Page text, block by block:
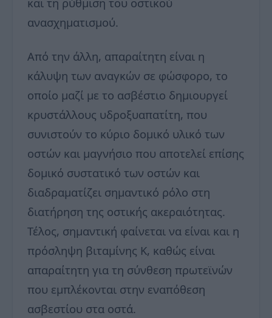
ανασχηματισμού.
Από την άλλη, απαραίτητη είναι η
κάλυψη των αναγκών σε φώσφορο, το
οποίο μαζί με το ασβέστιο δημιουργεί
κρυστάλλους υδροξυαπατίτη, που
συνιστούν το κύριο δομικό υλικό των
οστών και μαγνήσιο που αποτελεί επίσης
δομικό συστατικό των οστών και
διαδραματίζει σημαντικό ρόλο στη
διατήρηση της οστικής ακεραιότητας.
Τέλος, σημαντική φαίνεται να είναι και η
πρόσληψη βιταμίνης Κ, καθώς είναι
απαραίτητη για τη σύνθεση πρωτεϊνών
που εμπλέκονται στην εναπόθεση
ασβεστίου στα οστά.